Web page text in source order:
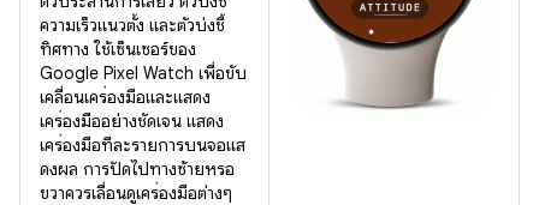
ความเร็วแนวตั้ง และตัวบ่งชี้
ทิศทาง ใช้เซ็นเซอร์ของ
Google Pixel Watch เพื่อขับ
เคลื่อนเครื่องมือและแสดง
เครื่องมืออย่างชัดเจน แสดง
เครื่องมือทีละรายการบนจอแส
ดงผล การปัดไปทางซ้ายหรือ
ขวาควรเลื่อนดูเครื่องมือต่างๆ